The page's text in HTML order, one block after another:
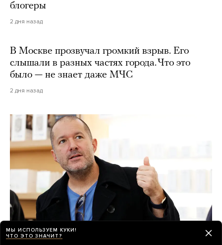
блогеры
2 дня назад
В Москве прозвучал громкий взрыв. Его
слышали в разных частях города. Что это
было — не знает даже МЧС
2 дня назад
МЫ ИСПОЛЬЗУЕМ КУКИ!
ЧТО ЭТО ЗНАЧИТ?